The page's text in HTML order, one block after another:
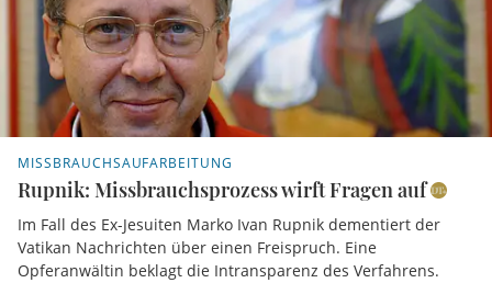
MISSBRAUCHSAUFARBEITUNG
Rupnik: Missbrauchsprozess wirft Fragen auf
Im Fall des Ex-Jesuiten Marko Ivan Rupnik dementiert der
Vatikan Nachrichten über einen Freispruch. Eine
Opferanwältin beklagt die Intransparenz des Verfahrens.